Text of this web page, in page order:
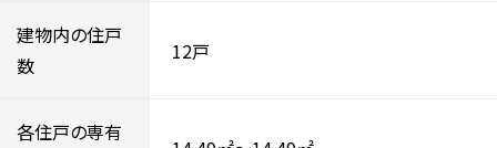
建物内の住戸
数
12戸
各住戸の専有